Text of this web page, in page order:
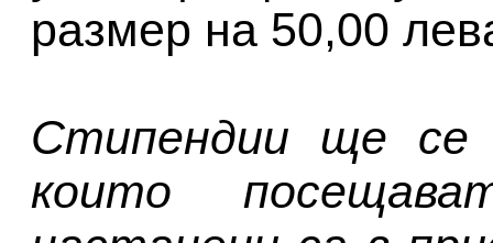
размер на 50,00
Стипендии ще се
които